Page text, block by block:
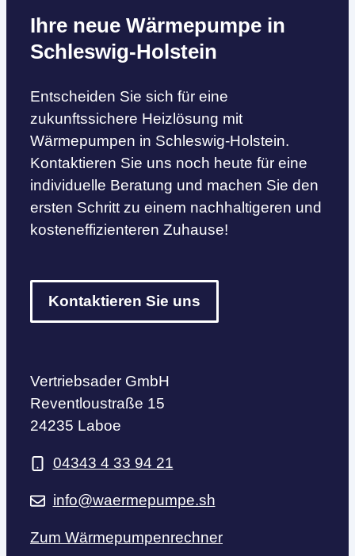
Ihre neue Wärmepumpe in
Schleswig-Holstein
Entscheiden Sie sich für eine
zukunftssichere Heizlösung mit
Wärmepumpen in Schleswig-Holstein.
Kontaktieren Sie uns noch heute für eine
individuelle Beratung und machen Sie den
ersten Schritt zu einem nachhaltigeren und
kosteneffizienteren Zuhause!
Kontaktieren Sie uns
Vertriebsader GmbH
Reventloustraße 15
24235 Laboe
04343 4 33 94 21
info@waermepumpe.sh
Zum Wärmepumpenrechner